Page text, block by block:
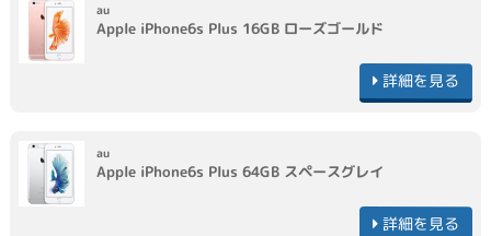
au
Apple iPhone6s Plus 16GB ローズゴールド
詳細を見る
au
Apple iPhone6s Plus 64GB スペースグレイ
詳細を見る